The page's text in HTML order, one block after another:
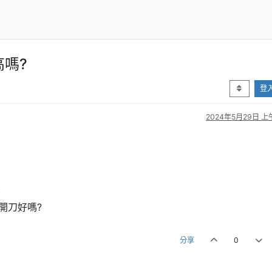
嗎?
登
2024年5月29日 上
刀好嗎?
分享 0